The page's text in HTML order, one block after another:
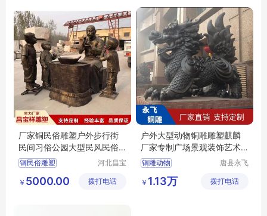
厂家铜民俗雕塑户外步行街
民间习俗公园大型民风民俗
人物铸铜摆件
铜民俗雕塑
河北昌宝
艺品制造
￥ 5000.00 拨打电话
户外大型动物铜雕雕塑麒麟
厂家专制广场景观装饰艺术
品摆件
铜雕动物
唐县永飞
品销售有
￥ 1.13万 拨打电话